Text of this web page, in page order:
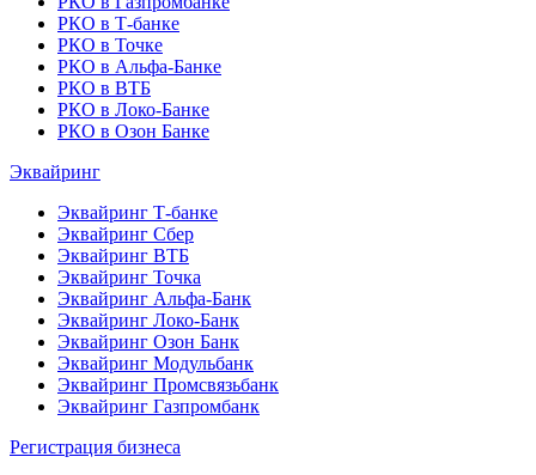
РКО в Т-банке
РКО в Точке
РКО в Альфа-Банке
РКО в ВТБ
РКО в Локо-Банке
РКО в Озон Банке
Эквайринг
Эквайринг Т-банке
Эквайринг Сбер
Эквайринг ВТБ
Эквайринг Точка
Эквайринг Альфа-Банк
Эквайринг Локо-Банк
Эквайринг Озон Банк
Эквайринг Модульбанк
Эквайринг Промсвязьбанк
Эквайринг Газпромбанк
Регистрация бизнеса